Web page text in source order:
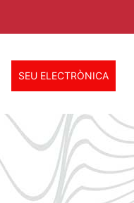
SEU ELECTRÒNICA